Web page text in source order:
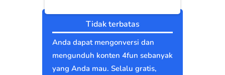
Tidak terbatas
Anda dapat mengonversi dan
mengunduh konten 4fun sebanyak
yang Anda mau. Selalu gratis,